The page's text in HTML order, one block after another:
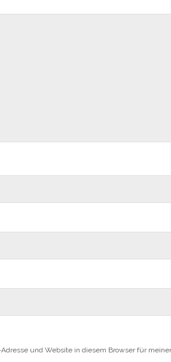
und Website in diesem Browser für